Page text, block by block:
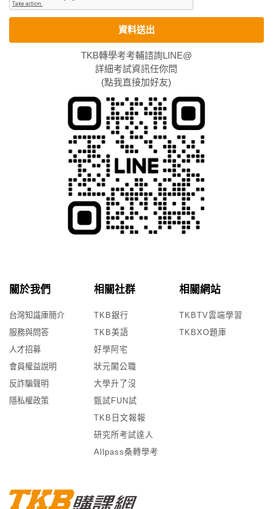
資料送出
TKB轉學考考輔諮詢LINE@
詳細考試資訊任你問
(點我直接加好友)
關於我們
台灣知識庫簡介
服務與問答
人才招募
會員權益說明
反詐騙聲明
隱私權政策
相關社群
TKB銀行
TKB美語
好學阿宅
狀元閣公職
大學升了沒
甄試FUN試
TKB日文報報
研究所考試達人
Allpass桑轉學考
相關網站
TKBTV雲端學習
TKBXO題庫